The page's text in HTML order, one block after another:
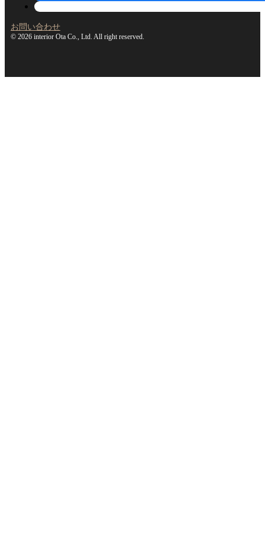
お問い合わせ
© 2026 interior Ota Co., Ltd. All right reserved.